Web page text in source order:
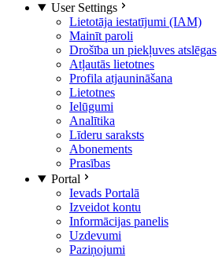
User Settings
Lietotāja iestatījumi (IAM)
Mainīt paroli
Drošība un piekļuves atslēgas
Atļautās lietotnes
Profila atjaunināšana
Lietotnes
Ielūgumi
Analītika
Līderu saraksts
Abonements
Prasības
Portal
Ievads Portalā
Izveidot kontu
Informācijas panelis
Uzdevumi
Paziņojumi